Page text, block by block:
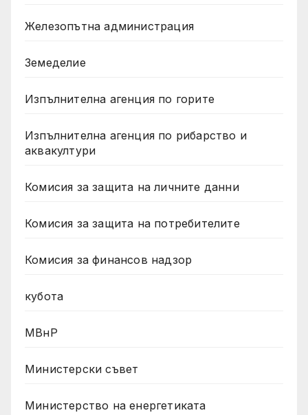
Железопътна администрация
Земеделие
Изпълнителна агенция по горите
Изпълнителна агенция по рибарство и
аквакултури
Комисия за защита на личните данни
Комисия за защита на потребителите
Комисия за финансов надзор
кубота
МВнР
Министерски съвет
Министерство на енергетиката